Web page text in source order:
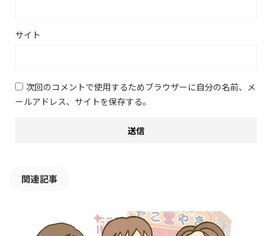
サイト
次回のコメントで使用するためブラウザーに自分の名前、メ
ールアドレス、サイトを保存する。
関連記事